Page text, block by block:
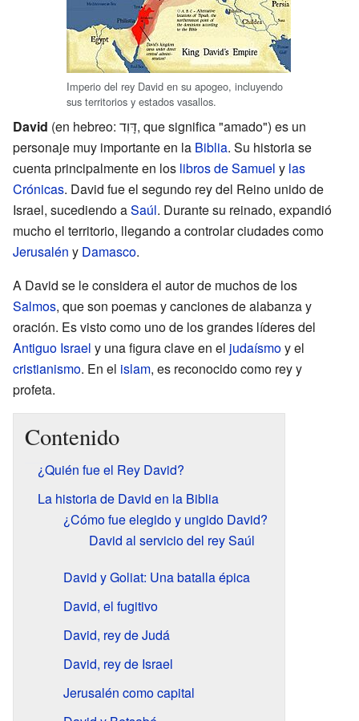
Imperio del rey David en su apogeo, incluyendo
sus territorios y estados vasallos.
David (en hebreo: דָּוִד, que significa "amado") es un
personaje muy importante en la Biblia. Su historia se
cuenta principalmente en los libros de Samuel y las
Crónicas. David fue el segundo rey del Reino unido de
Israel, sucediendo aSaúl. Durante su reinado, expandió
mucho el territorio, llegando a controlar ciudades como
Jerusalén y Damasco.
A David se le considera el autor de muchos de los
Salmos, que son poemas y canciones de alabanza y
oración. Es visto como uno de los grandes líderes del
Antiguo Israel y una figura clave en el judaísmoy el
cristianismo. En el islam, es reconocido como rey y
profeta.
Contenido
¿Quién fue el Rey David?
La historia de David en la Biblia
¿Cómo fue elegido y ungido David?
David al servicio del rey Saúl
David y Goliat: Una batalla épica
David, el fugitivo
David, rey de Judá
David, rey de Israel
Jerusalén como capital